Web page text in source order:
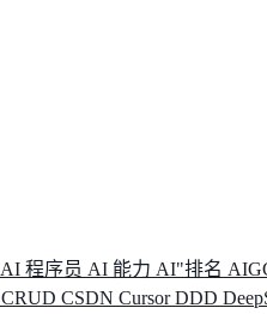
AI 程序员 AI 能力 AI"排名
CRUD CSDN CursorDDD